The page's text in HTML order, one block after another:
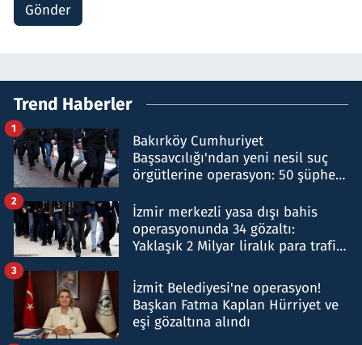
Gönder
Trend Haberler
Bakırköy Cumhuriyet
Başsavcılığı'ndan yeni nesil suç
örgütlerine operasyon: 50 şüpheli
1
İzmir merkezli yasa dışı bahis
operasyonunda 34 gözaltı:
Yaklaşık 2 Milyar liralık para trafiği
2
İzmit Belediyesi'ne operasyon!
Başkan Fatma Kaplan Hürriyet ve
eşi gözaltına alındı
3